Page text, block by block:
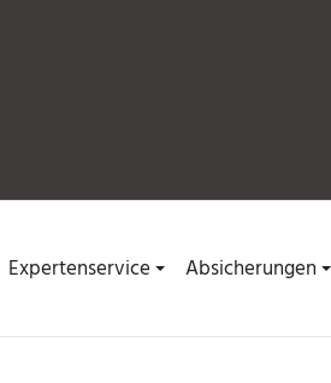
for results.
Expertenservice Absicherungen